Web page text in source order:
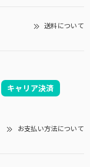
送料について
キャリア決済
お支払い方法について